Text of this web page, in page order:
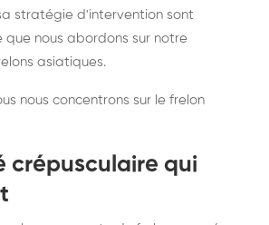
stratégie d'intervention sont
nous abordons sur notre
asiatiques.
nous concentrons sur le frelon
crépusculaire qui